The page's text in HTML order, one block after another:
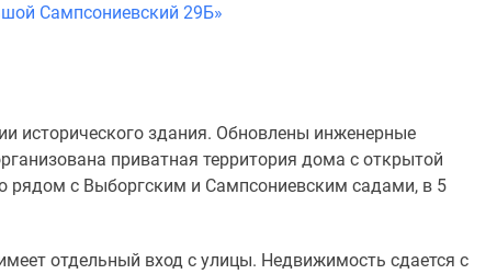
Сампсониевский 29Б»
исторического здания. Обновлены инженерные
приватная территория дома с открытой
рядом с Выборгским и Сампсониевским садами, в 5
отдельный вход с улицы. Недвижимость сдается с